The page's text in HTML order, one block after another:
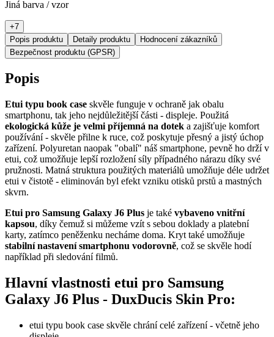
Jiná barva / vzor
+7
Popis produktu
Detaily produktu
Hodnocení zákazníků
Bezpečnost produktu (GPSR)
Popis
Etui typu book case skvěle funguje v ochraně jak obalu
smartphonu, tak jeho nejdůležitější části - displeje. Použitá
ekologická kůže je velmi příjemná na dotek a zajišťuje komfort
používání - skvěle přilne k ruce, což poskytuje přesný a jistý úchop
zařízení. Polyuretan naopak "obalí" náš smartphone, pevně ho drží v
etui, což umožňuje lepší rozložení síly případného nárazu díky své
pružnosti. Matná struktura použitých materiálů umožňuje déle udržet
etui v čistotě - eliminován byl efekt vzniku otisků prstů a mastných
skvrn.
Etui pro Samsung Galaxy J6 Plus je také vybaveno vnitřní
kapsou, díky čemuž si můžeme vzít s sebou doklady a platební
karty, zatímco peněženku necháme doma. Kryt také umožňuje
stabilní nastavení smartphonu vodorovně, což se skvěle hodí
například při sledování filmů.
Hlavní vlastnosti etui pro Samsung
Galaxy J6 Plus - DuxDucis Skin Pro:
etui typu book case skvěle chrání celé zařízení - včetně jeho